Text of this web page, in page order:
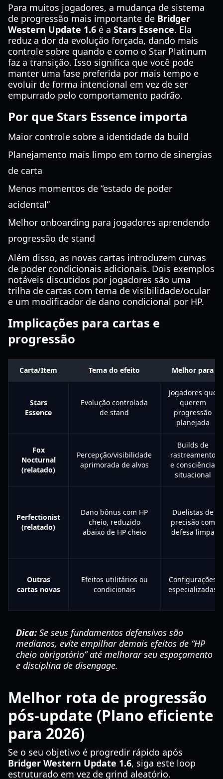
Para muitos jogadores, a mudança de sistema
de progressão mais importante de Bridger
Western Update 1.6 é a Stars Essence. Ela
reduz a dor da evolução forçada, dando mais
controle sobre quando e como o Star Platinum
faz a transição. Isso significa que você pode
manter uma fase preferida por mais tempo e
evoluir de forma intencional em vez de ser
empurrado pelo comportamento padrão.
Por que Stars Essence importa
Maior controle sobre a identidade da build
Planejamento mais limpo em torno de sinergias
de carta
Menos momentos de “estado de poder
acidental”
Melhor onboarding para jogadores aprendendo
progressão de stand
Além disso, as novas cartas introduzem curvas
de poder condicionais adicionais. Dois exemplos
notáveis discutidos por jogadores são uma
trilha de cartas com tema de visibilidade/ocular
e um modificador de dano condicional por HP.
Implicações para cartas e
progressão
Carta/Item Tema do efeito Melhor para
Stars
Essence
Evolução controlada
de stand
Jogadores que
querem
progressão
planejada
Fox
Nocturnal
(relatado)
Percepção/visibilidade
aprimorada de alvos
Builds de
rastreamento
e consciência
situacional
Perfectionist
(relatado)
Dano bônus com HP
cheio, reduzido
abaixo de HP cheio
Duelistas de
precisão com
defesa limpa
Outras
cartas novas
Efeitos utilitários ou
condicionais
Configurações
especializadas
Dica: Se seus fundamentos defensivos são
medianos, evite empilhar demais efeitos de “HP
cheio obrigatório” até melhorar seu espaçamento
e disciplina de disengage.
Melhor rota de progressão
pós-update (Plano eficiente
para 2026)
Se o seu objetivo é progredir rápido após
Bridger Western Update 1.6, siga este loop
estruturado em vez de grind aleatório.